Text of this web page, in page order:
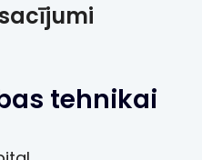
tehnikai